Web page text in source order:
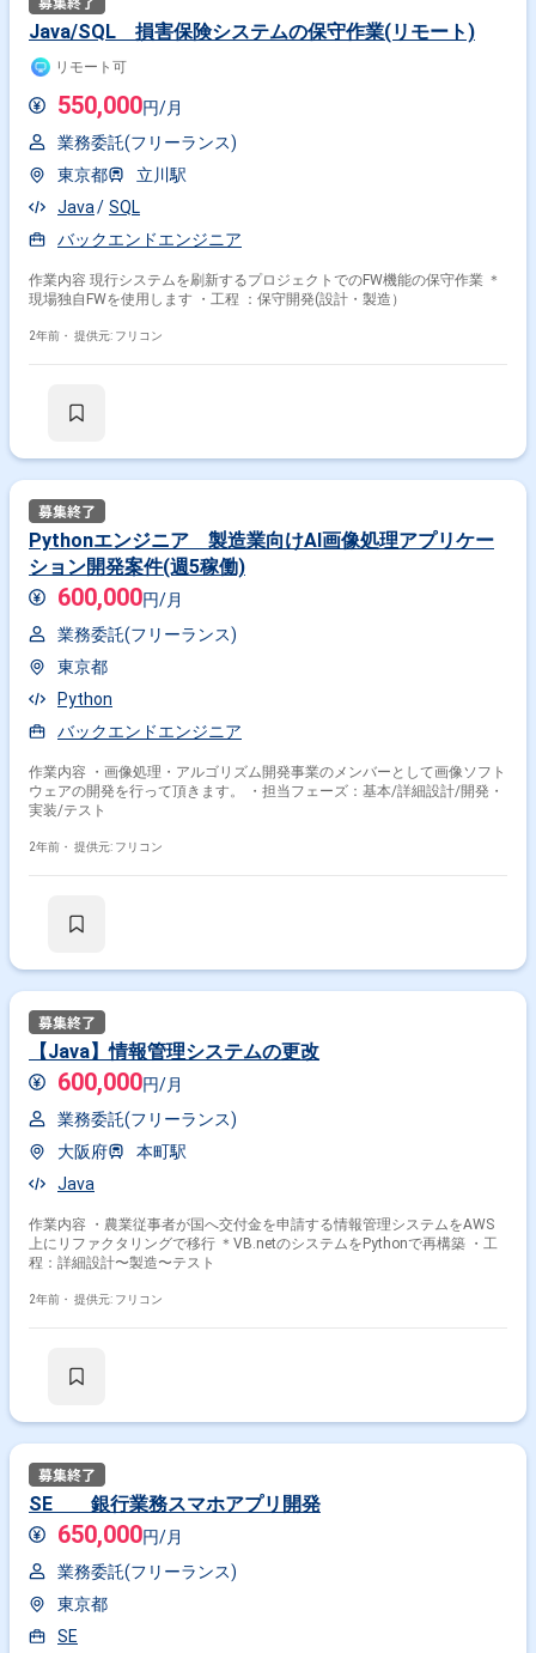
Java/SQL 損害保険システムの保守作業(リモート)
リモート可
550,000円/月
業務委託(フリーランス)
東京都
立川駅
Java
SQL
バックエンドエンジニア
作業内容 現行システムを刷新するプロジェクトでのFW機能の保守作業 ＊
現場独自FWを使用します ・工程 ：保守開発(設計・製造）
2年前・ 提供元: フリコン
Pythonエンジニア 製造業向けAI画像処理アプリケー
ション開発案件(週5稼働)
600,000円/月
業務委託(フリーランス)
東京都
Python
バックエンドエンジニア
作業内容 ・画像処理・アルゴリズム開発事業のメンバーとして画像ソフト
ウェアの開発を行って頂きます。 ・担当フェーズ：基本/詳細設計/開発・
実装/テスト
2年前・ 提供元: フリコン
【Java】情報管理システムの更改
600,000円/月
業務委託(フリーランス)
大阪府
本町駅
Java
作業内容 ・農業従事者が国へ交付金を申請する情報管理システムをAWS
上にリファクタリングで移行 ＊VB.netのシステムをPythonで再構築 ・工
程：詳細設計〜製造〜テスト
2年前・ 提供元: フリコン
SE 銀行業務スマホアプリ開発
650,000円/月
業務委託(フリーランス)
東京都
SE